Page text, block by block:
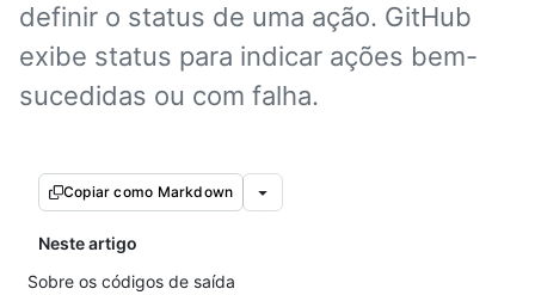
definir o status de uma ação. GitHub
exibe status para indicar ações bem-
sucedidas ou com falha.
Copiar como Markdown
Neste artigo
Sobre os códigos de saída